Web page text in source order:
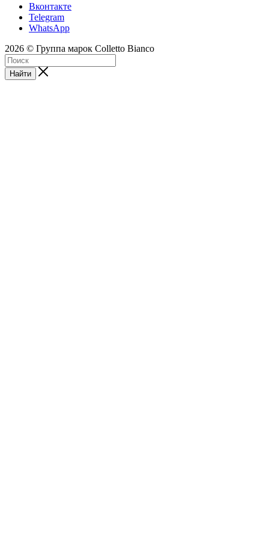
Вконтакте
Telegram
WhatsApp
2026 © Группа марок Colletto Bianco
Найти